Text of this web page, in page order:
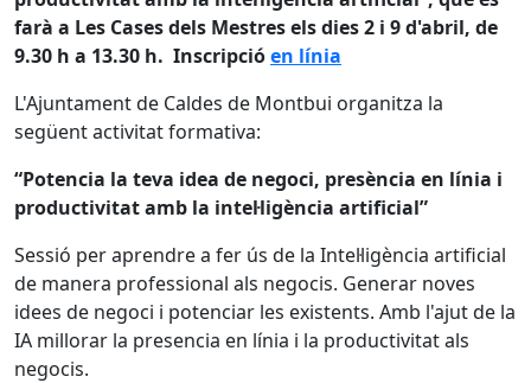
farà a Les Cases dels Mestres els dies 2 i 9 d'abril, de
9.30 h a 13.30 h. Inscripcióen línia
L'Ajuntament de Caldes de Montbui organitza la
següent activitat formativa:
“Potencia la teva idea de negoci, presència en línia i
productivitat amb la intel·ligència artificial”
Sessió per aprendre a fer ús de la Intel·ligència artificial
de manera professional als negocis. Generar noves
idees de negoci i potenciar les existents. Amb l'ajut de la
IA millorar la presencia en línia i la productivitat als
negocis.